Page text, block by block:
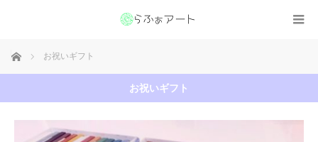
ホーム お祝いギフト
お祝いギフト